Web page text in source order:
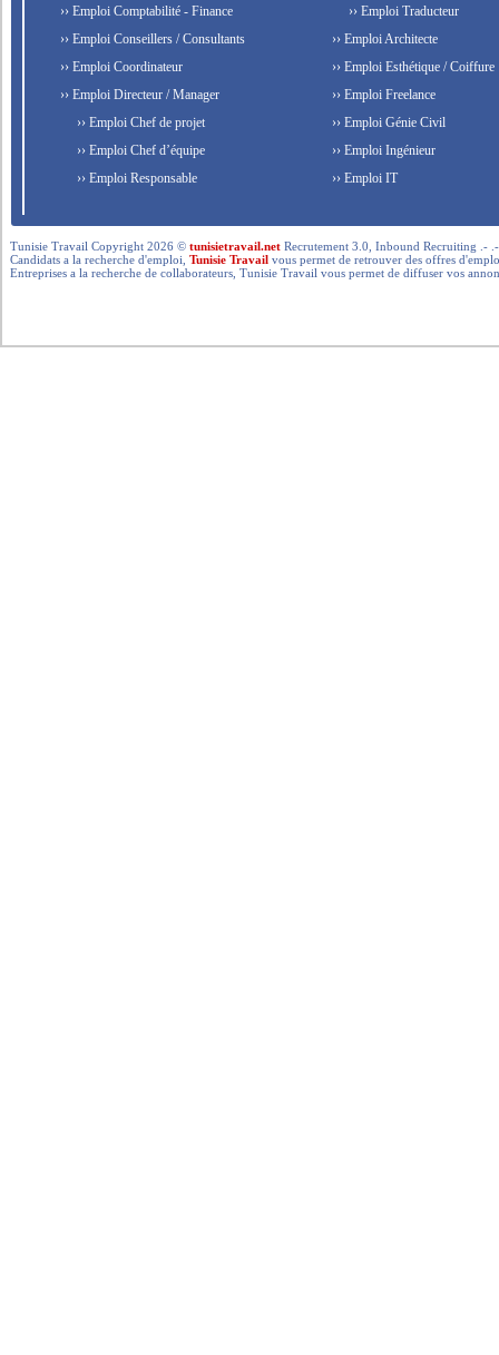
›› Emploi Comptabilité - Finance
›› Emploi Conseillers / Consultants
›› Emploi Coordinateur
›› Emploi Directeur / Manager
›› Emploi Chef de projet
›› Emploi Chef d’équipe
›› Emploi Responsable
›› Emploi Traducteur
›› Emploi Architecte
›› Emploi Esthétique / Coiffure
›› Emploi Freelance
›› Emploi Génie Civil
›› Emploi Ingénieur
›› Emploi IT
Tunisie Travail Copyright 2026 ©tunisietravail.net Recrutement 3.0, Inbound Recruiting .-
Candidats a la recherche d'emploi,Tunisie Travail vous permet de retrouver des offres
Entreprises a la recherche de collaborateurs, Tunisie Travail vous permet de diffuser vos